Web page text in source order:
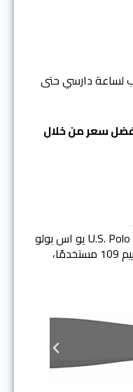
لساعة دارسي حتى
سعر من خلال
في المرتبة السادسة ساعة U.S. Polo Assn يو اس بولو
اسن موديل رقم USC40069، بتقييم 109 مستخدمًا،
N
e